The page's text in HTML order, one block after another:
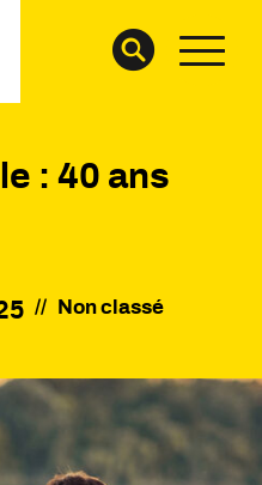
: 40 ans
// Non classé